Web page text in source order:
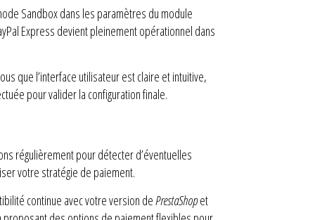
Sandbox dans les paramètres du module
Express devient pleinement opérationnel dans
que l’interface utilisateur est claire et intuitive,
pour valider la configuration finale.
régulièrement pour détecter d’éventuelles
votre stratégie de paiement.
continue avec votre version dePrestaShopet